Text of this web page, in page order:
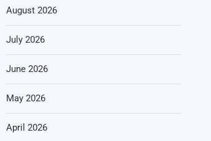
August 2026
July 2026
June 2026
May 2026
April 2026